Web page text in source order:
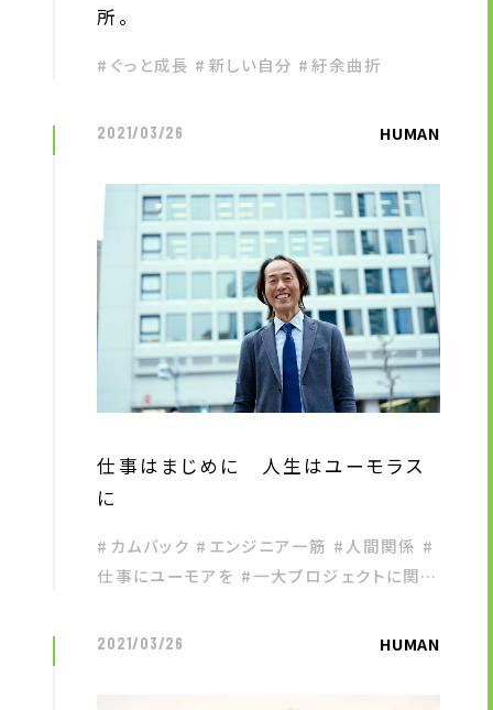
所。
#ぐっと成長 #新しい自分 #紆余曲折
HUMAN
2021/03/26
仕事はまじめに 人生はユーモラス
に
#カムバック #エンジニア一筋 #人間関係 #
仕事にユーモアを #一大プロジェクトに関わ
HUMAN
2021/03/26